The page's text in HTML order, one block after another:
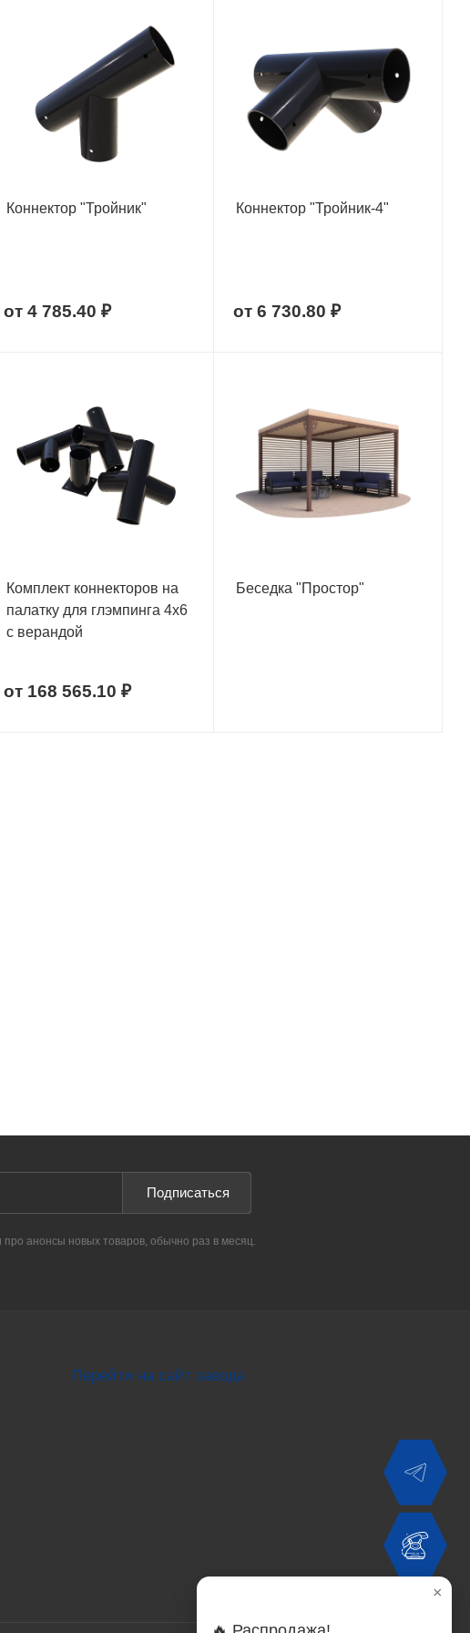
Коннектор "Тройник"
от 4 785.40 ₽
Коннектор "Тройник-4"
от 6 730.80 ₽
Комплект коннекторов на
палатку для глэмпинга 4х6
с верандой
от 168 565.10 ₽
Беседка "Простор"
Подписаться
про анонсы новых товаров, обычно раз в месяц.
Перейти на сайт завода
×